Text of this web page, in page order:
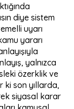
diye sistem
uyarı
yararı
yalnızca
özerklik ve
ki son yıllarda,
siyasal karar